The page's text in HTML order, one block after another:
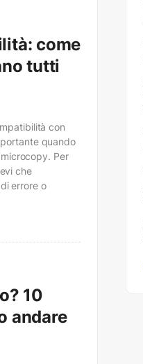
come
tutti
con
quando
Per
che
errore o
10
andare